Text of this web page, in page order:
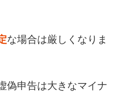
な場合は厳しくなりま
偽申告は大きなマイナ